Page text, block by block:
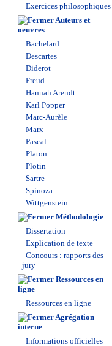
Exercices philosophiques
Auteurs et
oeuvres
Bachelard
Descartes
Diderot
Freud
Hannah Arendt
Karl Popper
Marc-Aurèle
Marx
Pascal
Platon
Plotin
Sartre
Spinoza
Wittgenstein
Méthodologie
Dissertation
Explication de texte
Concours : rapports des
jury
Ressources en
ligne
Ressources en ligne
Agrégation
interne
Informations officielles